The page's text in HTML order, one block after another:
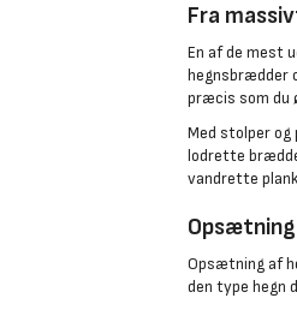
Fra
En af de mest
hegnsbrædder
præcis som du
Med stolper
lodrette
vandrette
Opsætning af
den type hegn